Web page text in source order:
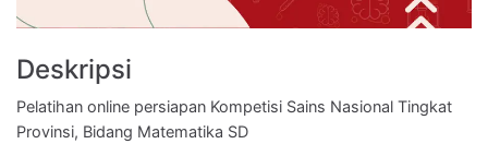
SMA
Astronomi
SMA
Deskripsi
Pelatihan online persiapan Kompetisi Sains Nasional Tingkat
Provinsi, Bidang Matematika SD